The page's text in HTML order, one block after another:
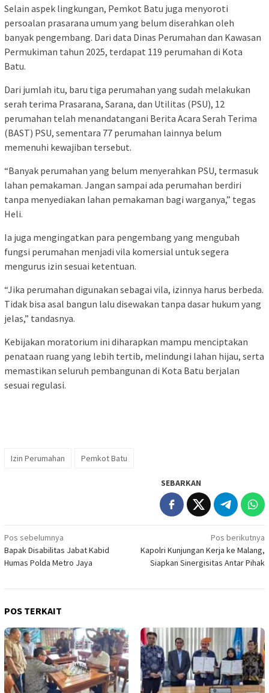
Selain aspek lingkungan, Pemkot Batu juga menyoroti
persoalan prasarana umum yang belum diserahkan oleh
banyak pengembang. Dari data Dinas Perumahan dan Kawasan
Permukiman tahun 2025, terdapat 119 perumahan di Kota
Batu.
Dari jumlah itu, baru tiga perumahan yang sudah melakukan
serah terima Prasarana, Sarana, dan Utilitas (PSU), 12
perumahan telah menandatangani Berita Acara Serah Terima
(BAST) PSU, sementara 77 perumahan lainnya belum
memenuhi kewajiban tersebut.
“Banyak perumahan yang belum menyerahkan PSU, termasuk
lahan pemakaman. Jangan sampai ada perumahan berdiri
tanpa menyediakan lahan pemakaman bagi warganya,” tegas
Heli.
Ia juga mengingatkan para pengembang yang mengubah
fungsi perumahan menjadi vila komersial untuk segera
mengurus izin sesuai ketentuan.
“Jika perumahan digunakan sebagai vila, izinnya harus berbeda.
Tidak bisa asal bangun lalu disewakan tanpa dasar hukum yang
jelas,” tandasnya.
Kebijakan moratorium ini diharapkan mampu menciptakan
penataan ruang yang lebih tertib, melindungi lahan hijau, serta
memastikan seluruh pembangunan di Kota Batu berjalan
sesuai regulasi.
Izin Perumahan Pemkot Batu
SEBARKAN
Navigasi
pos
Pos sebelumnya
Bapak Disabilitas Jabat Kabid
Humas Polda Metro Jaya
Pos berikutnya
Kapolri Kunjungan Kerja ke Malang,
Siapkan Sinergisitas Antar Pihak
POS TERKAIT